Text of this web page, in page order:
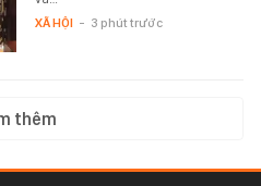
XÃ HỘI - 3 phút trước
thêm